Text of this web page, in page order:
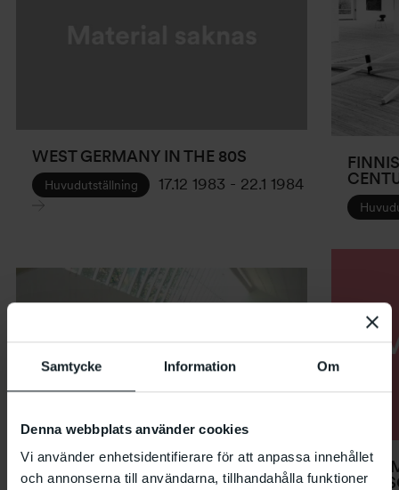
Samtycke Information Om
Denna webbplats använder cookies
Vi använder enhetsidentifierare för att anpassa innehållet
och annonserna till användarna, tillhandahålla funktioner
WEST GERMANY IN THE 80S
Huvudutställning 17.12 1983 - 22.1 1984
GOTTHARD GRAUBNER
AND